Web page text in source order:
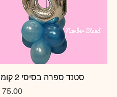
תצוגה מהירה
סטנד ספרה בסיסי 2 קומות
מחיר